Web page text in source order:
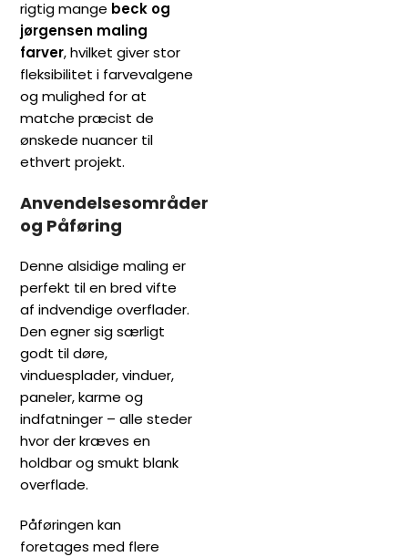
rigtig mange beck og
jørgensen maling
farver, hvilket giver stor
fleksibilitet i farvevalgene
og mulighed for at
matche præcist de
ønskede nuancer til
ethvert projekt.
Anvendelsesområder
og Påføring
Denne alsidige maling er
perfekt til en bred vifte
af indvendige overflader.
Den egner sig særligt
godt til døre,
vinduesplader, vinduer,
paneler, karme og
indfatninger – alle steder
hvor der kræves en
holdbar og smukt blank
overflade.
Påføringen kan
foretages med flere